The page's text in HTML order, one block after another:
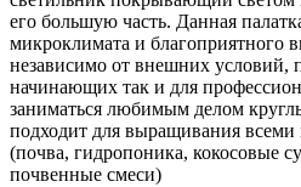
его большую часть. Данная
микроклимата и благоприятного
независимо от внешних условий,
начинающих так и для
заниматься любимым делом
подходит для выращивания
(почва, гидропоника, кокосовые
почвенные смеси)